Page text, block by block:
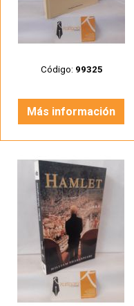
Código: 99325
Más información